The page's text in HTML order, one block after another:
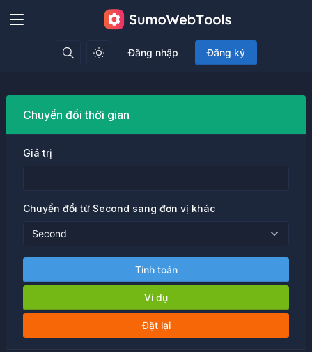
Đăng nhập Đăng ký
Chuyển đổi thời gian
Giá trị
Chuyển đổi từ Second sang đơn vị khác
Tính toán
Ví dụ
Đặt lại